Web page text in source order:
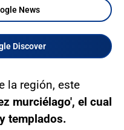
News
Discover
la región, este
murciélago', el cual
templados.